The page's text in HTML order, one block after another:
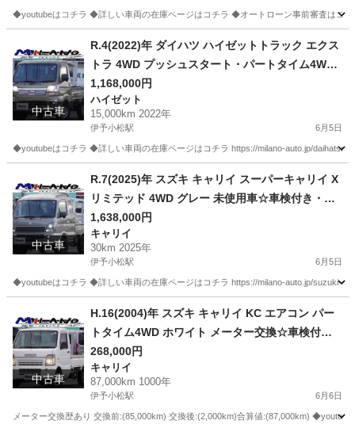
◆youtubeはコチラ ◆詳しい車両の在庫ページはコチラ ◆オートローン事前審査はコ
伊予小松駅 その他 パートタイム
中古車
R.4(2022)年 ダイハツ ハイゼットトラック エクス
トラ 4WD プッシュスタート・パートタイム4WD
グリーン☆2年車検付き・整備渡・1年保証付☆
1,168,000円
ハイゼット
15,000km 2022年
伊予小松駅 6月5日
◆youtubeはコチラ ◆詳しい車両の在庫ページはコチラ https://milano-auto.jp/
伊予小松駅 ハイゼット
中古車
R.7(2025)年 スズキ キャリイ スーパーキャリイ X
リミテッド 4WD グレー 未使用車☆車検付き・デ
ィーラー新車保証継承可☆
1,638,000円
キャリイ
30km 2025年
伊予小松駅 6月5日
◆youtubeはコチラ ◆詳しい車両の在庫ページはコチラ https://milano-auto.jp/suzuki-
キャリイ
中古車
H.16(2004)年 スズキ キャリイ KC エアコン パー
トタイム4WD ホワイト メーター交換☆車検付
き・整備渡・1年保証付☆
268,000円
キャリイ
87,000km 1000年
伊予小松駅 6月6日
メーター交換歴あり 交換前:(85,000km) 交換後:(2,000km)合算値:(87,000km)